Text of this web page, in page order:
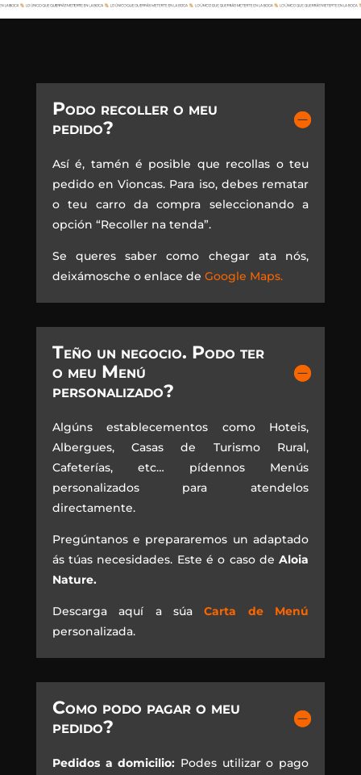
Podo recoller o meu
pedido?
Así é, tamén é posible que recollas o teu
pedido en Vioncas. Para iso, debes rematar
o teu carro da compra seleccionando a
opción “Recoller na tenda”.
Se queres saber como chegar ata nós,
deixámosche o enlace de Google Maps.
Teño un negocio. Podo ter
o meu Menú
personalizado?
Algúns establecementos como Hoteis,
Albergues, Casas de Turismo Rural,
Cafeterías, etc… pídennos Menús
personalizados para atendelos
directamente.
Pregúntanos e prepararemos un adaptado
ás túas necesidades. Este é o caso deAloia
Nature.
Descarga aquí a súaCarta de Menú
personalizada.
Como podo pagar o meu
pedido?
Pedidos a domicilio: Podes utilizar o pago